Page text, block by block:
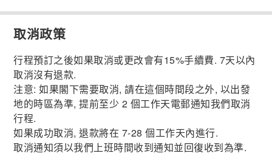
取消政策
行程預訂之後如果取消或更改會有15%手續費. 7天以內
取消沒有退款.
注意: 如果閣下需要取消, 請在這個時間段之外, 以出發
地的時區為準, 提前至少 2 個工作天電郵通知我們取消
行程.
如果成功取消, 退款將在 7-28 個工作天內進行.
取消通知須以我們上班時間收到通知並回復收到為準.